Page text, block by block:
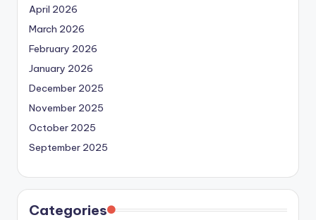
April 2026
March 2026
February 2026
January 2026
December 2025
November 2025
October 2025
September 2025
Categories